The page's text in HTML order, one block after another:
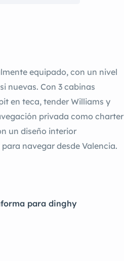
equipado, con un nivel
nuevas. Con 3 cabinas
en teca, tender Williams y
privada como charter
un diseño interior
navegar desde Valencia.
para dinghy